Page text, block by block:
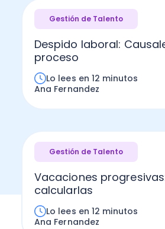
Gestión de Talento
Despido laboral:
proceso
Lo lees en 12 minutos
Ana Fernandez
Gestión de Talento
Vacaciones
calcularlas
Lo lees en 12 minutos
Ana Fernandez